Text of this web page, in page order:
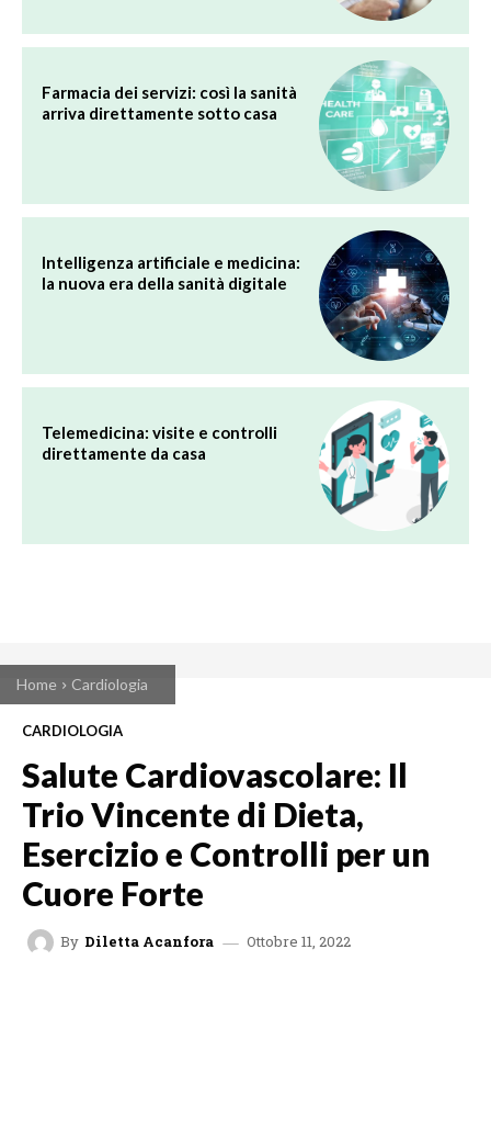
Farmacia dei servizi: così la sanità
arriva direttamente sotto casa
Intelligenza artificiale e medicina:
la nuova era della sanità digitale
Telemedicina: visite e controlli
direttamente da casa